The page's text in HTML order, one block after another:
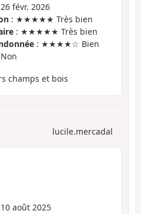
févr. 2026
: ★★★★★ Très bien
: ★★★★★ Très bien
: ★★★★☆ Bien
champs et bois
lucile.mercadal
août 2025